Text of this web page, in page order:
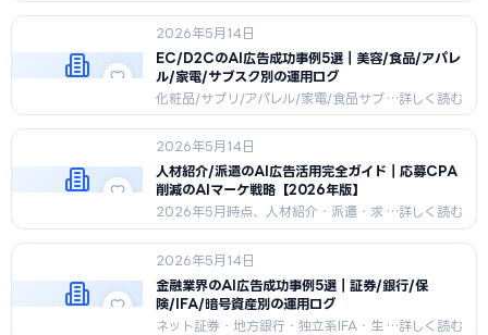
師監修体制構築・アカウント開設・
KWクラスタ設計・クリエイティブ承
認・配信開始までを医療広告ガイドラ
イン準拠で整理。
2026年5月14日
EC/D2CのAI広告成功事例5選｜美容/食品/アパレ
ル/家電/サブスク別の運用ログ
化粧品/サプリ/アパレル/家電/食品サブ
スクの5業態でChatGPT広告を運用し
た120〜180日の月商推移とCAC削減
データを公開。業態別KPI重点と7つの
共通成功要因を解説。
2026年5月14日
人材紹介/派遣のAI広告活用完全ガイド｜応募CPA
削減のAIマーケ戦略【2026年版】
2026年5月時点、人材紹介・派遣・求
人媒体・HR TechがChatGPT広
告/LLMO/AIエージェントで応募〜入
社CPAを削減する完全ガイド。職業安
定法対応・3年ロードマップ・失敗5パ
ターンを網羅。
2026年5月14日
金融業界のAI広告成功事例5選｜証券/銀行/保
険/IFA/暗号資産別の運用ログ
ネット証券・地方銀行・独立系IFA・生